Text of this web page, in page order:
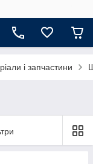
і запчастини